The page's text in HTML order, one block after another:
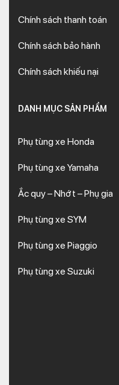
Chính sách thanh toán
Chính sách bảo hành
Chính sách khiếu nại
DANH MỤC SẢN PHẨM
Phụ tùng xe Honda
Phụ tùng xe Yamaha
Ắc quy – Nhớt – Phụ gia
Phụ tùng xe SYM
Phụ tùng xe Piaggio
Phụ tùng xe Suzuki